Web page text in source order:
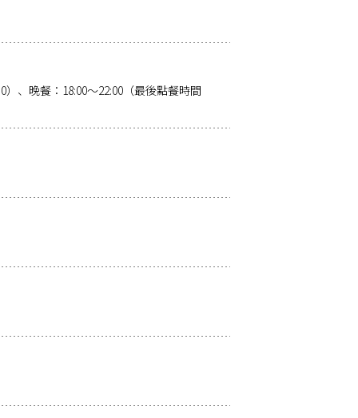
）、晚餐：18:00～22:00（最後點餐時間